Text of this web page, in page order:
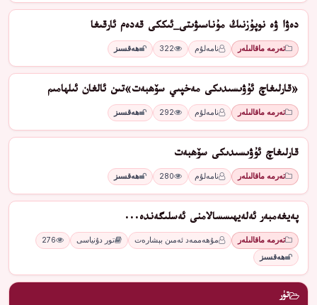
دەۋا ۋە نوپۇزنىڭ مۇناسىۋىتى_ئىككى قەدەم ئارقىغا
تەرمە ماقالىلەر نامەلۇم 322 ھەقسىز
«قارلىغاچ ئۇۋىسىدىكى مەخپىي سۆھبەت»تىن ئالغان ئىلھامىم
تەرمە ماقالىلەر نامەلۇم 292 ھەقسىز
قارلىغاچ ئۇۋىسىدىكى سۆھبەت
تەرمە ماقالىلەر نامەلۇم 280 ھەقسىز
پەيغەمبەر ئەلەيھىسسالامنى ئەسلىگەندە...
تەرمە ماقالىلەر مۇھەممەد ئەمىن بېشارەت تور دۇنياسى
276
ھەقسىز
تۈر